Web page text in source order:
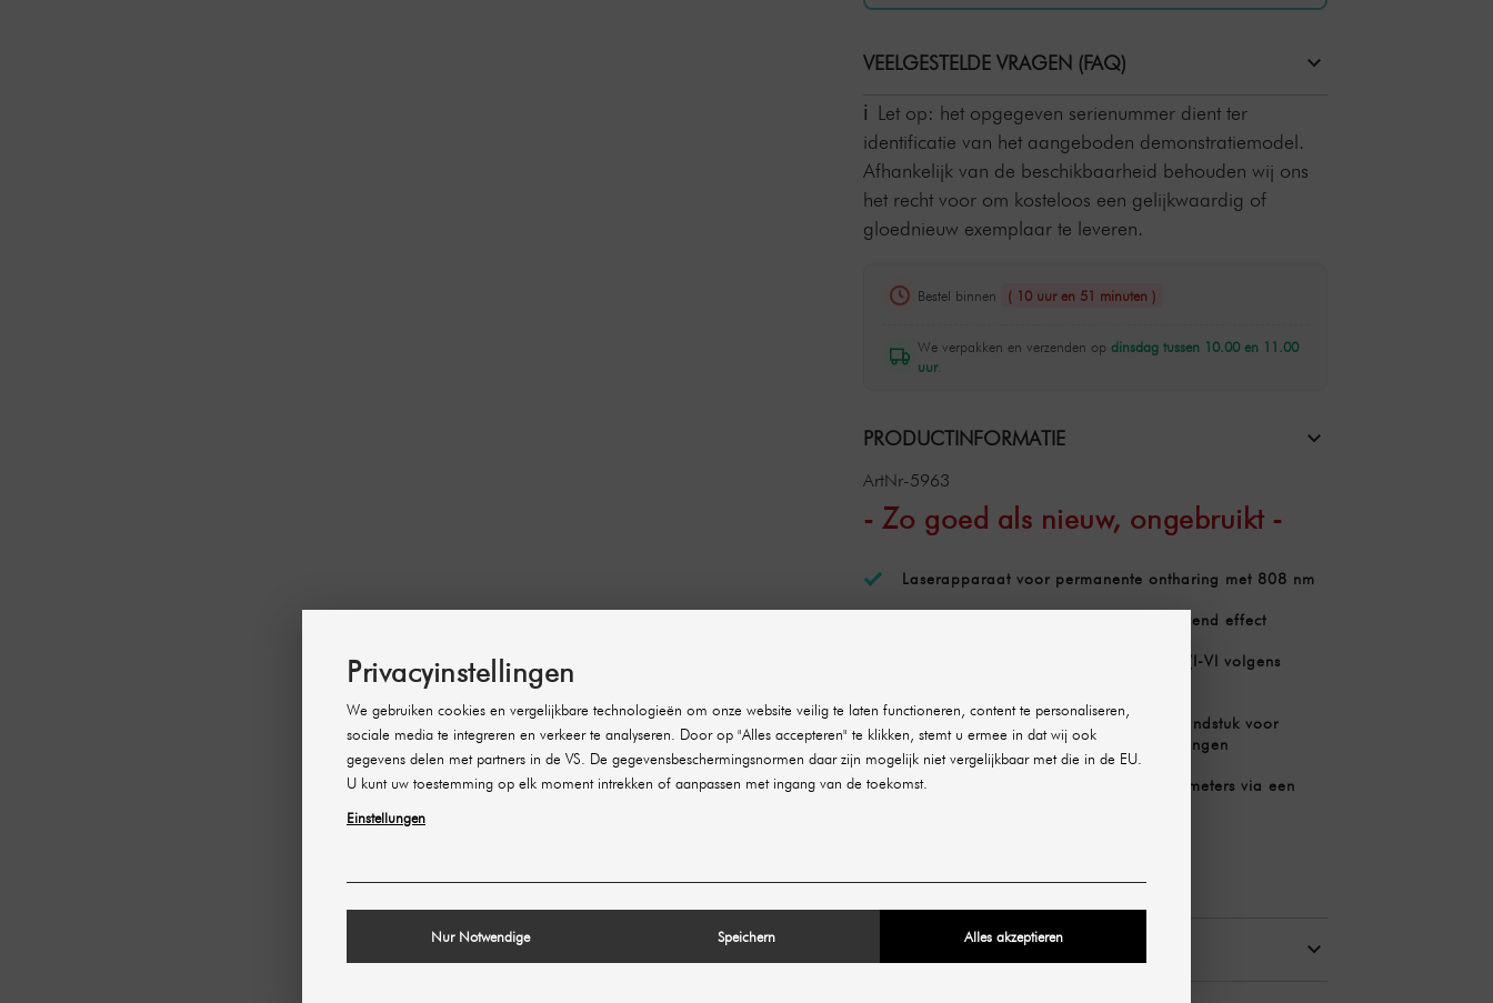
VEELGESTELDE VRAGEN (FAQ)
Let op: het opgegeven serienummer dient ter
identificatie van het aangeboden demonstratiemodel.
Afhankelijk van de beschikbaarheid behouden wij ons
het recht voor om kosteloos een gelijkwaardig of
gloednieuw exemplaar te leveren.
Bestel binnen ( 10 uur en 51 minuten )
We verpakken en verzenden op dinsdag tussen 10.00 en 11.00
uur.
PRODUCTINFORMATIE
ArtNr-5963
- Zo goed als nieuw, ongebruikt -
Laserapparaat voor permanente ontharing met 808 nm
Voor effectieve resultaten met een blijvend effect
Geschikt voor alle haar- en huidtypes (I-VI volgens
Geïntegreerde contactkoeling in het handstuk voor
aangename, vrijwel pijnloze behandelingen
Nauwkeurige aanpassing van de parameters via een
SPECIFICATIES
Privacyinstellingen
We gebruiken cookies en vergelijkbare technologieën om onze website veilig te laten functioneren, content te personaliseren,
sociale media te integreren en verkeer te analyseren. Door op "Alles accepteren" te klikken, stemt u ermee in dat wij ook
gegevens delen met partners in de VS. De gegevensbeschermingsnormen daar zijn mogelijk niet vergelijkbaar met die in de EU.
U kunt uw toestemming op elk moment intrekken of aanpassen met ingang van de toekomst.
Einstellungen
Nur Notwendige Speichern Alles akzeptieren